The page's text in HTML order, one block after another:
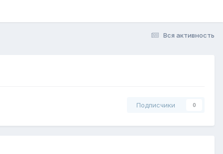
Вся активность
Подписчики 0